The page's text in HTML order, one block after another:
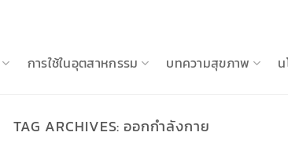
การใช้ในอุตสาหกรรม บทความสุขภาพ
TAG ARCHIVES: ออกกำลังกาย